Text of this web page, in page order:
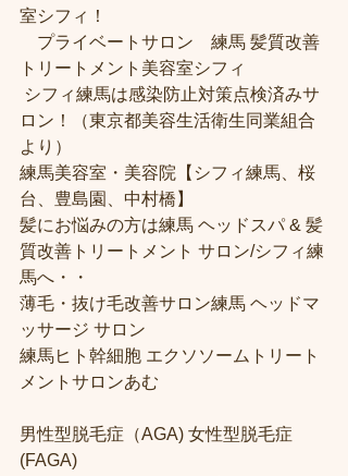
室シフィ！
プライベートサロン　練馬 髪質改善
トリートメント美容室シフィ
シフィ練馬は感染防止対策点検済みサ
ロン！（東京都美容生活衛生同業組合
より）
練馬美容室・美容院【シフィ練馬、桜
台、豊島園、中村橋】
髪にお悩みの方は練馬 ヘッドスパ & 髪
質改善トリートメント サロン/シフィ練
馬へ・・
薄毛・抜け毛改善サロン練馬 ヘッドマ
ッサージ サロン
練馬ヒト幹細胞 エクソソームトリート
メントサロンあむ
男性型脱毛症（AGA) 女性型脱毛症
(FAGA)